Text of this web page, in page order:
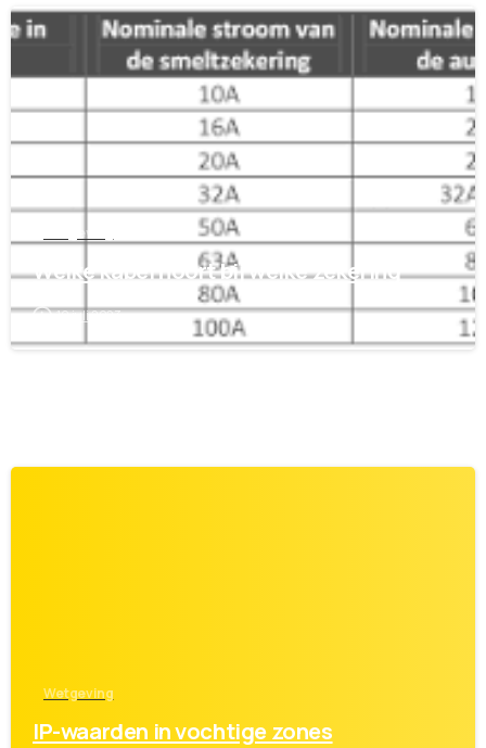
1
Wetgeving
Welke kabel hoort bij welke zekering
10 juli 2023
Wetgeving
IP-waarden in vochtige zones